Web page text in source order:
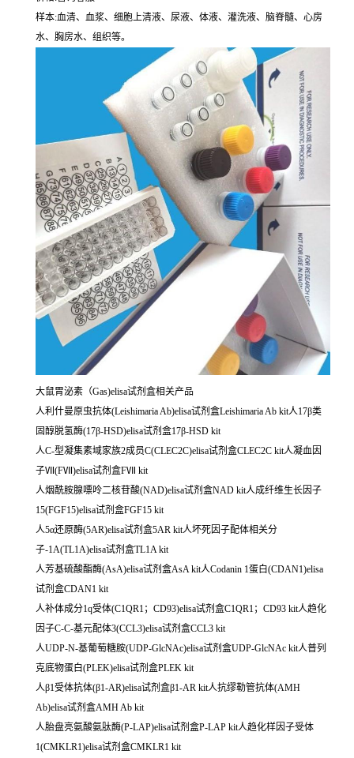
样本:血清、血浆、细胞上清液、尿液、体液、灌洗液、脑脊髓、心房
水、胸房水、组织等。
大鼠胃泌素（Gas)elisa试剂盒相关产品
人利什曼原虫抗体(Leishimaria Ab)elisa试剂盒Leishimaria Ab kit人17β类
固醇脱氢酶(17β-HSD)elisa试剂盒17β-HSD kit
人C-型凝集素域家族2成员C(CLEC2C)elisa试剂盒CLEC2C kit人凝血因
子Ⅶ(FⅦ)elisa试剂盒FⅦ kit
人烟酰胺腺嘌呤二核苷酸(NAD)elisa试剂盒NAD kit人成纤维生长因子
15(FGF15)elisa试剂盒FGF15 kit
人5α还原酶(5AR)elisa试剂盒5AR kit人坏死因子配体相关分
子-1A(TL1A)elisa试剂盒TL1A kit
人芳基硫酸酯酶(AsA)elisa试剂盒AsA kit人Codanin 1蛋白(CDAN1)elisa
试剂盒CDAN1 kit
人补体成分1q受体(C1QR1；CD93)elisa试剂盒C1QR1；CD93 kit人趋化
因子C-C-基元配体3(CCL3)elisa试剂盒CCL3 kit
人UDP-N-基葡萄糖胺(UDP-GlcNAc)elisa试剂盒UDP-GlcNAc kit人普列
克底物蛋白(PLEK)elisa试剂盒PLEK kit
人β1受体抗体(β1-AR)elisa试剂盒β1-AR kit人抗缪勒管抗体(AMH
Ab)elisa试剂盒AMH Ab kit
人胎盘亮氨酸氨肽酶(P-LAP)elisa试剂盒P-LAP kit人趋化样因子受体
1(CMKLR1)elisa试剂盒CMKLR1 kit